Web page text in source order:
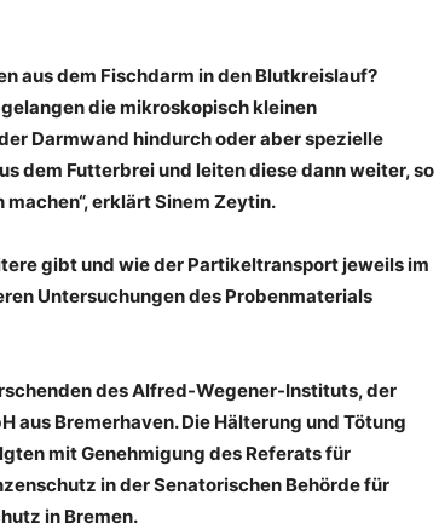
aus dem Fischdarm in den Blutkreislauf?
die mikroskopisch kleinen
Darmwand hindurch oder aber spezielle
dem Futterbrei und leiten diese dann weiter, so
erklärt Sinem Zeytin.
gibt und wie der Partikeltransport jeweils im
Untersuchungen des Probenmaterials
des Alfred-Wegener-Instituts, der
aus Bremerhaven. Die Hälterung und Tötung
mit Genehmigung des Referats für
in der Senatorischen Behörde für
in Bremen.